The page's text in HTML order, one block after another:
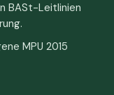
BASt-Leitlinien
MPU 2015